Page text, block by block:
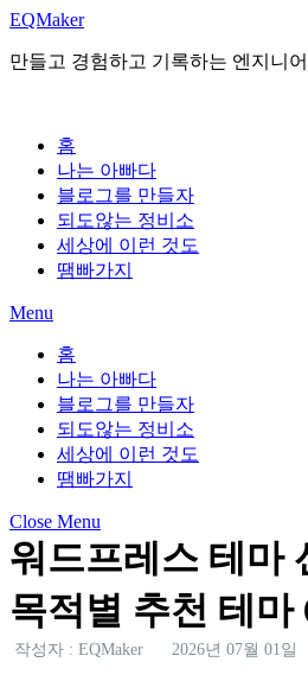
Skip
content
EQMaker
만들고 경험하고 기록하는 엔지니
홈
나는 아빠다
블로그를 만들자
되도않는 정비소
세상에 이런 것도
땜빠가지
Menu
홈
나는 아빠다
블로그를 만들자
되도않는 정비소
세상에 이런 것도
땜빠가지
Close Menu
워드프레스 테마
목적별 추천 테마
작성자 : EQMaker 2026년 07월 01일